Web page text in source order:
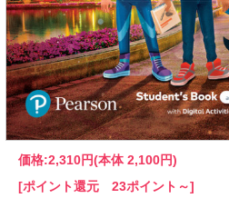
価格:2,310円(本体 2,100円)
[ポイント還元 23ポイント～]